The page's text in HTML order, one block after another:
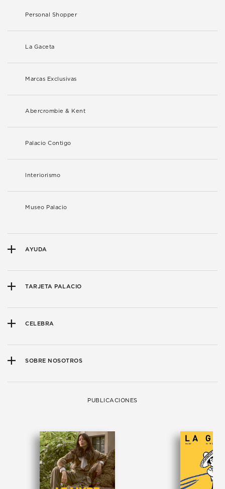
Personal Shopper
La Gaceta
Marcas Exclusivas
Abercrombie & Kent
Palacio Contigo
Interiorismo
Museo Palacio
AYUDA
TARJETA PALACIO
CELEBRA
SOBRE NOSOTROS
PUBLICACIONES